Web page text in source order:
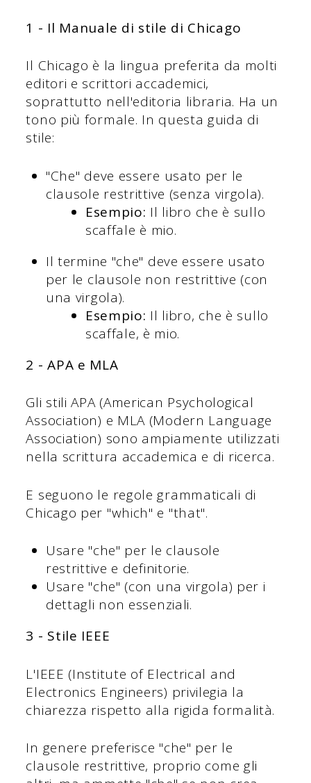
1 - Il Manuale di stile di Chicago
Il Chicago è la lingua preferita da molti
editori e scrittori accademici,
soprattutto nell'editoria libraria. Ha un
tono più formale. In questa guida di
stile:
"Che" deve essere usato per le
clausole restrittive (senza virgola).
Esempio: Il libro che è sullo
scaffale è mio.
Il termine "che" deve essere usato
per le clausole non restrittive (con
una virgola).
Esempio: Il libro, che è sullo
scaffale, è mio.
2 - APA e MLA
Gli stili APA (American Psychological
Association) e MLA (Modern Language
Association) sono ampiamente utilizzati
nella scrittura accademica e di ricerca.
E seguono le regole grammaticali di
Chicago per "which" e "that".
Usare "che" per le clausole
restrittive e definitorie.
Usare "che" (con una virgola) per i
dettagli non essenziali.
3 - Stile IEEE
L'IEEE (Institute of Electrical and
Electronics Engineers) privilegia la
chiarezza rispetto alla rigida formalità.
In genere preferisce "che" per le
clausole restrittive, proprio come gli